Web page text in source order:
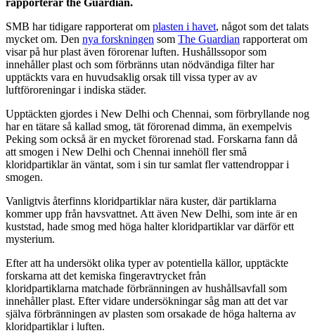
SMB har tidigare rapporterat om plasten i havet, något som det talats
mycket om. Den nya forskningen som The Guardian rapporterat om
visar på hur plast även förorenar luften. Hushållssopor som
innehåller plast och som förbränns utan nödvändiga filter har
upptäckts vara en huvudsaklig orsak till vissa typer av av
luftföroreningar i indiska städer.
Upptäckten gjordes i New Delhi och Chennai, som förbryllande nog
haren tätare så kallad smog, tät förorenad dimma, än exempelvis
Peking som också är en mycket förorenad stad. Forskarna fann då
att smogen i New Delhi och Chennai innehöll fler små
kloridpartiklar än väntat, som i sin tur samlat fler vattendroppar i
smogen.
Vanligtvis återfinns kloridpartiklar nära kuster, där partiklarna
kommer upp från havsvattnet. Att även New Delhi, som inte är en
kuststad, hade smog med höga halter kloridpartiklar var därför ett
mysterium.
Efter att ha undersökt olika typer av potentiella källor, upptäckte
forskarna att det kemiska fingeravtrycket från
kloridpartiklarna matchade förbränningen av hushållsavfall som
innehåller plast. Efter vidare undersökningar såg man att det var
själva förbränningen av plasten som orsakade de höga halterna av
kloridpartiklar i luften.